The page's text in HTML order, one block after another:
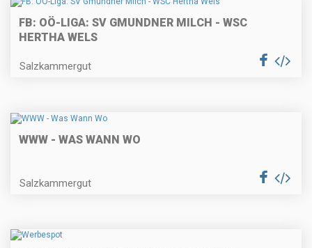
FB: OÖ-LIGA: SV GMUNDNER MILCH - WSC
HERTHA WELS
Salzkammergut
WWW - WAS WANN WO
Salzkammergut